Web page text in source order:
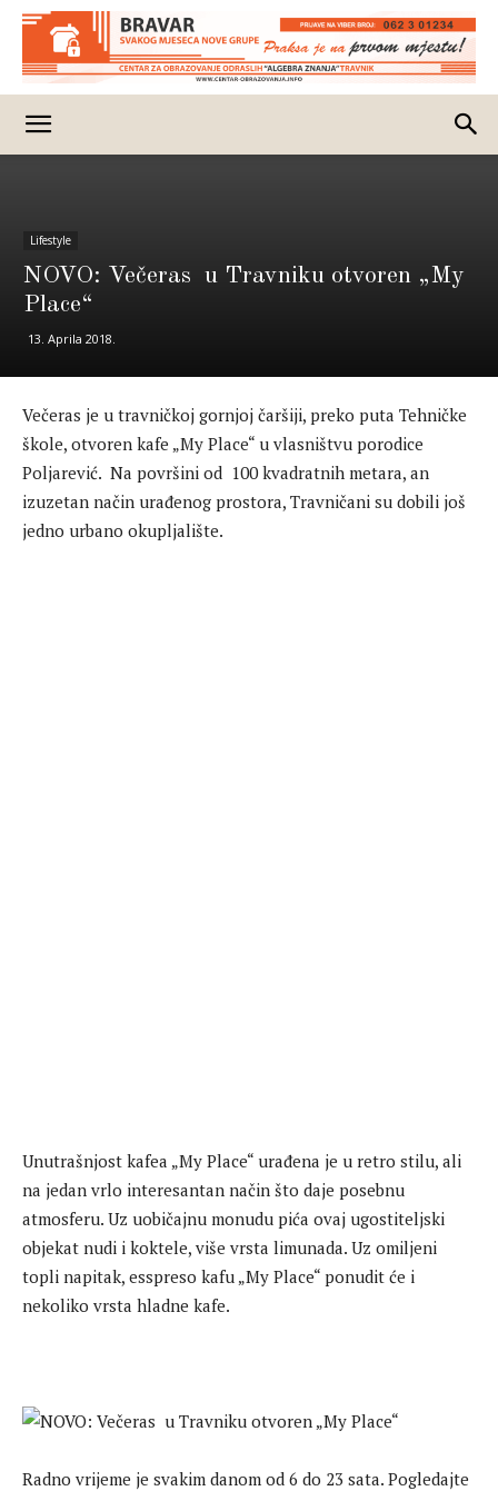
Lifestyle
NOVO: Večeras u Travniku otvoren „My
Place“
13. Aprila 2018.
Večeras je u travničkoj gornjoj čaršiji, preko puta Tehničke
škole, otvoren kafe „My Place“ u vlasništvu porodice
Poljarević. Na površini od 100 kvadratnih metara, an
izuzetan način urađenog prostora, Travničani su dobili još
jedno urbano okupljalište.
Unutrašnjost kafea „My Place“ urađena je u retro stilu, ali
na jedan vrlo interesantan način što daje posebnu
atmosferu. Uz uobičajnu monudu pića ovaj ugostiteljski
objekat nudi i koktele, više vrsta limunada. Uz omiljeni
topli napitak, esspreso kafu „My Place“ ponudit će i
nekoliko vrsta hladne kafe.
Radno vrijeme je svakim danom od 6 do 23 sata. Pogledajte